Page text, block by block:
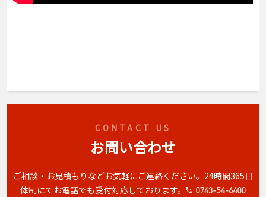
CONTACT US
お問い合わせ
ご相談・お見積もりなどお気軽にご連絡ください。 24時間365日
体制にてお電話でも受付対応しております。